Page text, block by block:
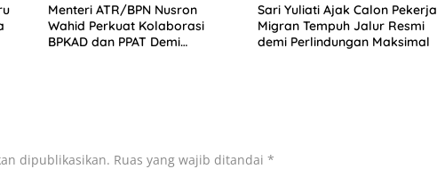
Menteri ATR/BPN Nusron
Wahid Perkuat Kolaborasi
BPKAD dan PPAT Demi
Sari Yuliati Ajak Calon Pekerja
Migran Tempuh Jalur Resmi
demi Perlindungan Maksimal
dipublikasikan. Ruas yang wajib ditandai *